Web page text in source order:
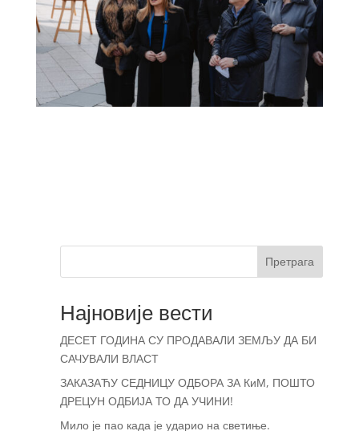
Претрага
Најновије вести
ДЕСЕТ ГОДИНА СУ ПРОДАВАЛИ ЗЕМЉУ ДА БИ
САЧУВАЛИ ВЛАСТ
ЗАКАЗАЋУ СЕДНИЦУ ОДБОРА ЗА КиМ, ПОШТО
ДРЕЦУН ОДБИЈА ТО ДА УЧИНИ!
Мило је пао када је ударио на светиње.